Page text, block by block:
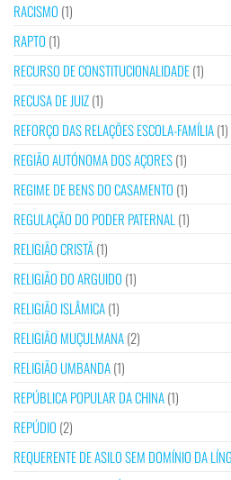
RACISMO (1)
RAPTO (1)
RECURSO DE CONSTITUCIONALIDADE(1)
RECUSA DE JUIZ(1)
REFORÇO DAS RELAÇÕES ESCOLA-FAMÍLIA(1)
REGIÃO AUTÓNOMA DOS AÇORES(1)
REGIME DE BENS DO CASAMENTO (1)
REGULAÇÃO DO PODER PATERNAL (1)
RELIGIÃO CRISTÃ(1)
RELIGIÃO DO ARGUIDO (1)
RELIGIÃO ISLÂMICA(1)
RELIGIÃO MUÇULMANA(2)
RELIGIÃO UMBANDA(1)
REPÚBLICA POPULAR DA CHINA(1)
REPÚDIO (2)
REQUERENTE DE ASILO SEM DOMÍNIO DA